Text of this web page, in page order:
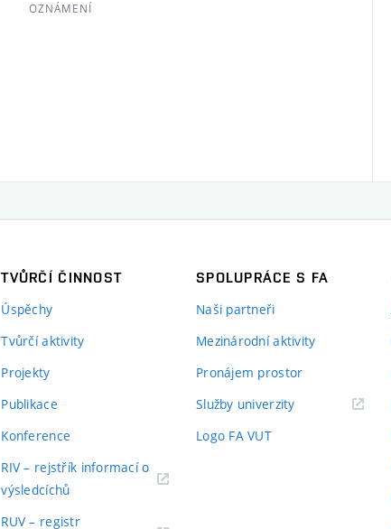
OZNÁMENÍ
TVŮRČÍ ČINNOST
Úspěchy
Tvůrčí aktivity
Projekty
Publikace
Konference
RIV – rejstřík informací o
výsledcíchů
RUV – registr
SPOLUPRÁCE S FA
Naši partneři
Mezinárodní aktivity
Pronájem prostor
Služby univerzity
Logo FA VUT